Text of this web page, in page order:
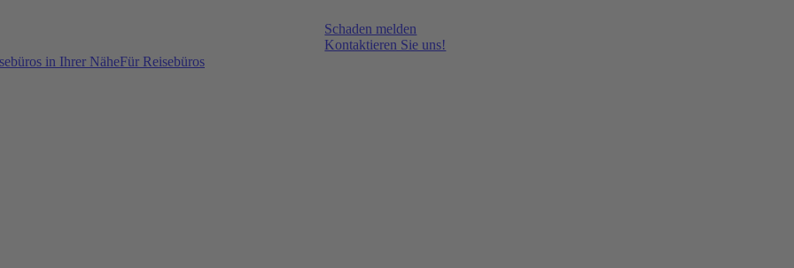
Schaden melden
Kontaktieren Sie uns!
in Ihrer NäheFür Reisebüros